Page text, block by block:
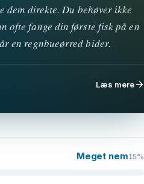
dem direkte. Du behøver ikke
ofte fange din første fisk på en
en regnbueørred bider.
Læs mere
Meget nem15%